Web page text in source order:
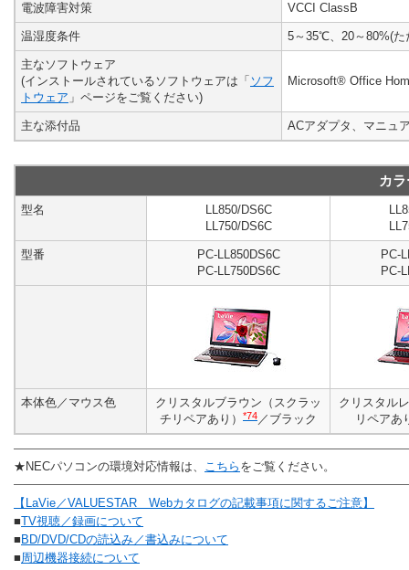
電波障害対策 VCCI ClassB
温湿度条件 5～35℃、20～80%(た
主なソフトウェア
(インストールされているソフトウェアは「 ソフ
トウェア 」ページをご覧ください)
Microsoft® Office
主な添付品 ACアダプタ、マニュ
カ
型名
LL850/DS6C
LL750/DS6C
型番
PC-LL850DS6C
PC-LL750DS6C
PC-
PC-
本体色／マウス色
クリスタルブラウン（スクラッ
チリペアあり）
*74／ブラック
クリスタル
リペアあ
★NECパソコンの環境対応情報は、 こちら をご覧ください。
【LaVie／VALUESTAR Webカタログの記載事項に関するご注意】
■TV視聴／録画について
■ BD/DVD/CDの読込み／書込みについて
■周辺機器接続について